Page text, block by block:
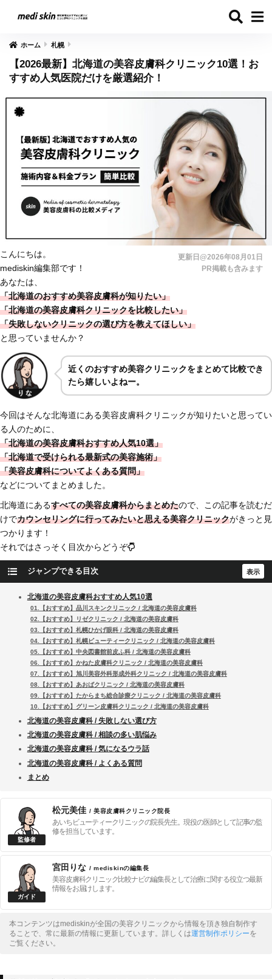
ホーム 札幌
【2026最新】北海道の美容皮膚科クリニック10選！お
すすめ人気医院だけを厳選紹介！
更新日@2026年08月01日
PR掲載も含みます
こんにちは。
mediskin編集部です！
あなたは、
「北海道のおすすめ美容皮膚科が知りたい」
「北海道の美容皮膚科クリニックを比較したい」
「失敗しないクリニックの選び方を教えてほしい」
と思っていませんか？
近くのおすすめ美容クリニックをまとめて比較でき
たら嬉しいよねー。
今回はそんな北海道にある美容皮膚科クリニックが知りたいと思ってい
る人のために、
「北海道の美容皮膚科おすすめ人気10選」
「北海道で受けられる最新式の美容施術」
「美容皮膚科についてよくある質問」
などについてまとめました。
北海道にあるすべての美容皮膚科からまとめたので、この記事を読むだ
けでカウンセリングに行ってみたいと思える美容クリニックがきっと見
つかります！
それではさっそく目次からどうぞ
ジャンプできる目次
北海道の美容皮膚科おすすめ人気10選
01.【おすすめ】品川スキンクリニック / 北海道の美容皮膚科
02.【おすすめ】リゼクリニック / 北海道の美容皮膚科
03.【おすすめ】札幌ひかげ眼科 / 北海道の美容皮膚科
04.【おすすめ】札幌ビューティークリニック / 北海道の美容皮膚科
05.【おすすめ】中央図書館前皮ふ科 / 北海道の美容皮膚科
06.【おすすめ】かねた皮膚科クリニック / 北海道の美容皮膚科
07.【おすすめ】旭川美容外科形成外科クリニック / 北海道の美容皮膚科
08.【おすすめ】あおばクリニック / 北海道の美容皮膚科
09.【おすすめ】たからまち総合診療クリニック / 北海道の美容皮膚科
10.【おすすめ】グリーン皮膚科クリニック / 北海道の美容皮膚科
北海道の美容皮膚科 / 失敗しない選び方
北海道の美容皮膚科 / 相談の多い肌悩み
北海道の美容皮膚科 / 気になるウラ話
北海道の美容皮膚科 / よくある質問
まとめ
松元美佳 / 美容皮膚科クリニック院長
あいちビューティークリニックの院長先生。現役の医師として記事の監
修を担当しています。
宮田りな / mediskinの編集長
美容皮膚科クリニック比較ナビの編集長として治療に関する役立つ最新
情報をお届けします。
本コンテンツはmediskinが全国の美容クリニックから情報を頂き独自制作す
ることで、常に最新の情報に更新しています。詳しくは運営制作ポリシーを
ご覧ください。